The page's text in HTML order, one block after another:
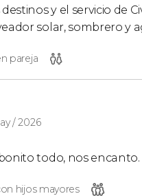
destinos y el servicio de
solar, sombrero y
pareja
/ 2026
todo, nos
hijos mayores